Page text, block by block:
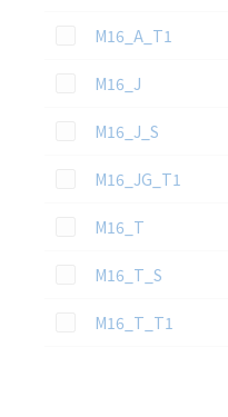
この資料を選択
M16_A_T1
この資料を選択
M16_J
この資料を選択
M16_J_S
この資料を選択
M16_JG_T1
この資料を選択
M16_T
この資料を選択
M16_T_S
この資料を選択
M16_T_T1